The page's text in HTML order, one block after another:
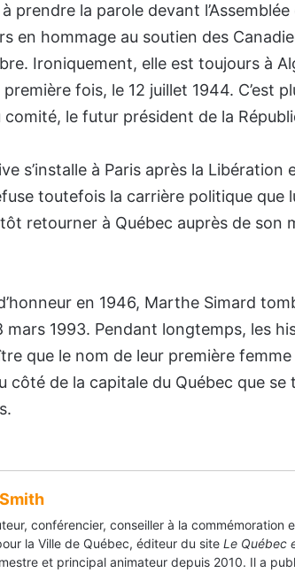
prendre la parole devant
en hommage au soutien des
Ironiquement, elle est toujours à
fois, le 12 juillet 1944. C’est
comité, le futur président de la
s’installe à Paris après la
toutefois la carrière politique que
retourner à Québec auprès de son
en 1946, Marthe Simard
mars 1993. Pendant longtemps, les
que le nom de leur première
côté de la capitale du Québec que
conférencier, conseiller à la commémoration
la Ville de Québec, éditeur du site Le Québec
et principal animateur depuis 2010. Il a
Jour J